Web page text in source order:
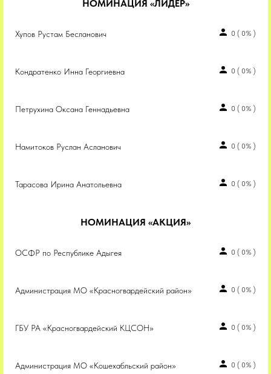
НОМИНАЦИЯ «ЛИДЕР»
Хупов Рустам Бесланович 0 ( 0% )
Кондратенко Инна Георгиевна 0 ( 0% )
Петрухина Оксана Геннадьевна 0 ( 0% )
Намитоков Руслан Асланович 0 ( 0% )
Тарасова Ирина Анатольевна 0 ( 0% )
НОМИНАЦИЯ «АКЦИЯ»
ОСФР по Республике Адыгея 0 ( 0% )
Администрация МО «Красногвардейский район» 0 ( 0% )
ГБУ РА «Красногвардейский КЦСОН» 0 ( 0% )
Администрация МО «Кошехабльский район» 0 ( 0% )